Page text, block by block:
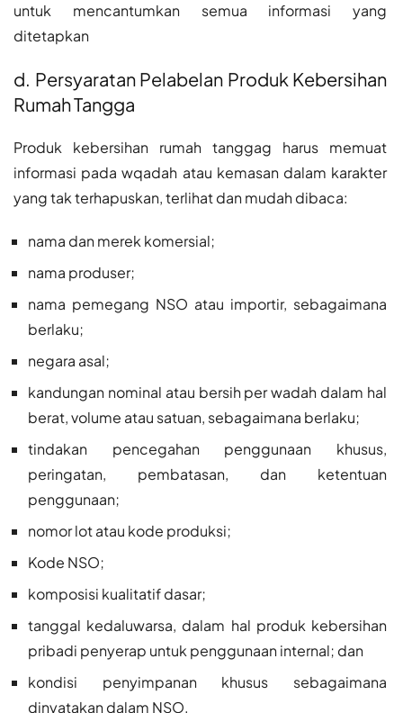
untuk mencantumkan semua informasi yang
ditetapkan
d. Persyaratan Pelabelan Produk Kebersihan
Rumah Tangga
Produk kebersihan rumah tanggag harus memuat
informasi pada wqadah atau kemasan dalam karakter
yang tak terhapuskan, terlihat dan mudah dibaca:
nama dan merek komersial;
nama produser;
nama pemegang NSO atau importir, sebagaimana
berlaku;
negara asal;
kandungan nominal atau bersih per wadah dalam hal
berat, volume atau satuan, sebagaimana berlaku;
tindakan pencegahan penggunaan khusus,
peringatan, pembatasan, dan ketentuan
penggunaan;
nomor lot atau kode produksi;
Kode NSO;
komposisi kualitatif dasar;
tanggal kedaluwarsa, dalam hal produk kebersihan
pribadi penyerap untuk penggunaan internal; dan
kondisi penyimpanan khusus sebagaimana
dinyatakan dalam NSO.